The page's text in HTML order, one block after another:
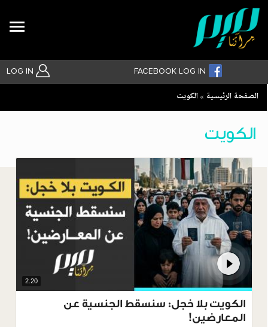
LOG IN FACEBOOK LOG IN
Breadcrumb
الصفحة الرئيسية الكويت
الكويت
2.20
الكويت بلا خجل: سنسقط الجنسية عن
المعارضين!